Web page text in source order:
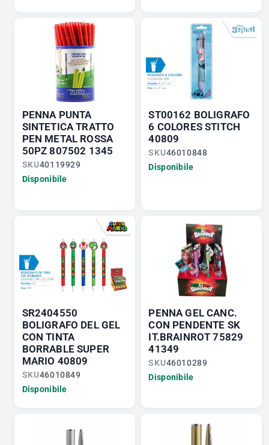
PENNA PUNTA
SINTETICA TRATTO
PEN METAL ROSSA
50PZ 807502 1345
SKU40119929
Disponibile
ST00162 BOLIGRAFO
6 COLORES STITCH
40809
SKU46010848
Disponibile
SR2404550
BOLIGRAFO DEL GEL
CON TINTA
BORRABLE SUPER
MARIO 40809
SKU46010849
Disponibile
PENNA GEL CANC.
CON PENDENTE SK
IT.BRAINROT 75829
41349
SKU46010289
Disponibile